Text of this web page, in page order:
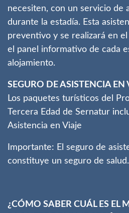
necesiten, con un servicio de
durante la estadía. Esta
preventivo y se realizará en
el panel informativo de cada
alojamiento.
SEGURO DE ASISTENCIA EN
Los paquetes turísticos del
Tercera Edad de Sernatur
Asistencia en Viaje
Importante: El seguro de
constituye un seguro de salud.
¿CÓMO SABER CUÁL ES EL